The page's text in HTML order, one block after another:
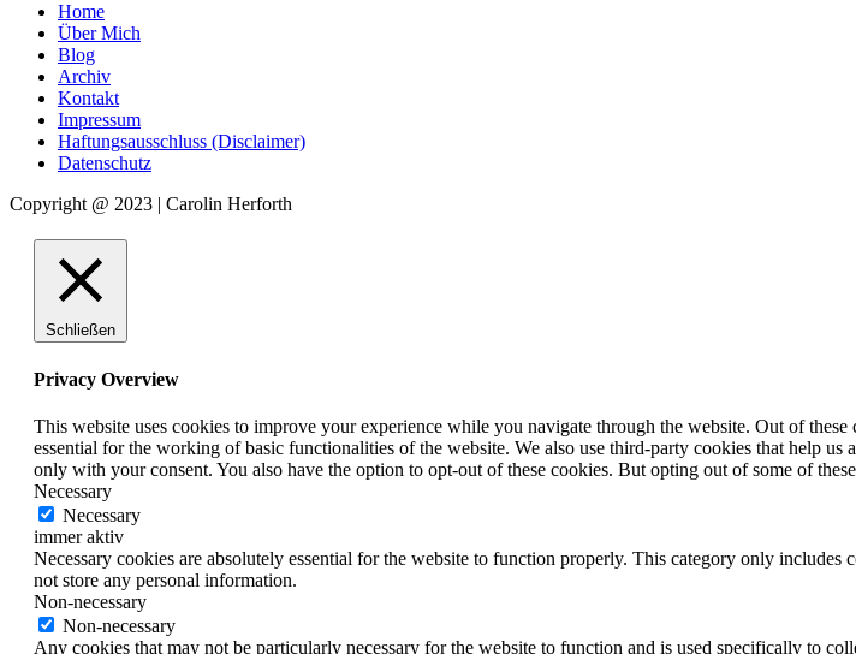
Home
Über Mich
Blog
Archiv
Kontakt
Impressum
Haftungsausschluss (Disclaimer)
Datenschutz
Copyright @ 2023 | Carolin Herforth
Schließen
Privacy Overview
This website uses cookies to improve your experience while you navigate through the website. Out of
essential for the working of basic functionalities of the website. We also use third-party cookies that help
only with your consent. You also have the option to opt-out of these cookies. But opting out of some of
Necessary
Necessary
immer aktiv
Necessary cookies are absolutely essential for the website to function properly. This category only
not store any personal information.
Non-necessary
Non-necessary
Any cookies that may not be particularly necessary for the website to function and is used specifically to